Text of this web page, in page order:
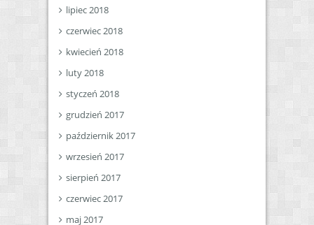
lipiec 2018
czerwiec 2018
kwiecień 2018
luty 2018
styczeń 2018
grudzień 2017
październik 2017
wrzesień 2017
sierpień 2017
czerwiec 2017
maj 2017